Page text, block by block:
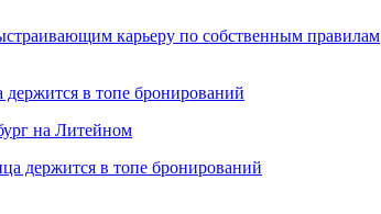
карьеру по собственным правилам
в топе бронирований
на Литейном